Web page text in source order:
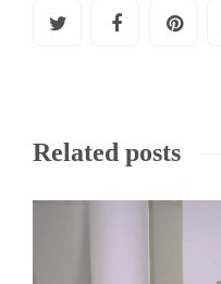
Related posts